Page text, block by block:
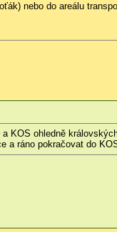
nebo do areálu
KOS ohledně
a ráno pokračovat do